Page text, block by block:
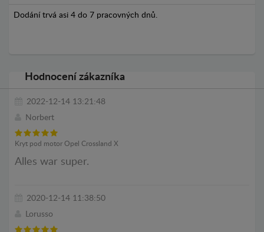
Dodání trvá asi 4 do 7 pracovných dnů.
Hodnocení zákazníka
2022-12-14 13:21:48
Norbert
Kryt pod motor Opel Crossland X
Alles war super.
2020-12-14 11:38:50
Lorusso